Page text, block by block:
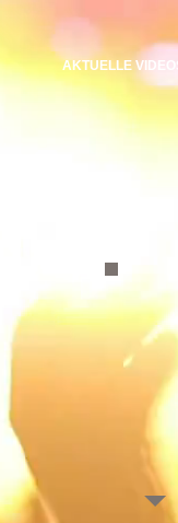
AKTUELLE VIDEOS